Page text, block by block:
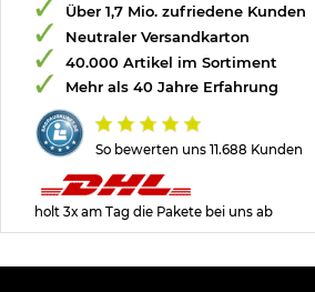
So bewerten uns 11.688 Kunden
Über 1,7 Mio. zufriedene Kunden
Neutraler Versandkarton
40.000 Artikel im Sortiment
Mehr als 40 Jahre Erfahrung
holt 3x am Tag die Pakete bei uns ab